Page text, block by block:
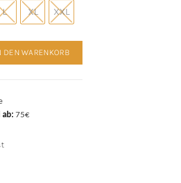
L XL XXL
DEN WARENKORB
ab: 75€